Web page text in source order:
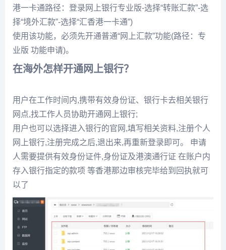
港一卡通路径：登录网上银行专业版-选择“转账汇款”-选
择“境外汇款”-选择“汇香港一卡通”)
使用该功能，必须先开通普通“网上汇款”功能(路径：专
业版 功能申请)。
在海外怎样开通网上银行？
用户在工作时间内,携带有效身份证、银行卡去相关银行
网点,找工作人员协助开通网上银行;
用户也可以选择进入银行的官网,填写相关资料,注册个人
网上银行,注册完成之后,退出来,再重新登录即可。 申请
人需要提供有效身份证件,身份证及港澳通行证 在账户内
存入银行指定的款项 等香港那边审核完毕给到回执就可
以了